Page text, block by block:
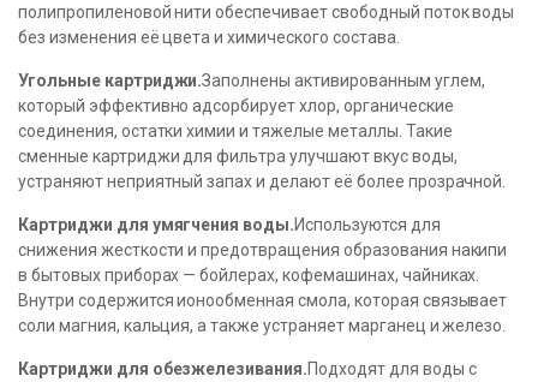
полипропиленовой нити обеспечивает свободный поток воды
без изменения её цвета и химического состава.
Угольные картриджи.Заполнены активированным углем,
который эффективно адсорбирует хлор, органические
соединения, остатки химии и тяжелые металлы. Такие
сменные картриджи для фильтра улучшают вкус воды,
устраняют неприятный запах и делают её более прозрачной.
Картриджи для умягчения воды.Используются для
снижения жесткости и предотвращения образования накипи
в бытовых приборах — бойлерах, кофемашинах, чайниках.
Внутри содержится ионообменная смола, которая связывает
соли магния, кальция, а также устраняет марганец и железо.
Картриджи для обезжелезивания.Подходят для воды с